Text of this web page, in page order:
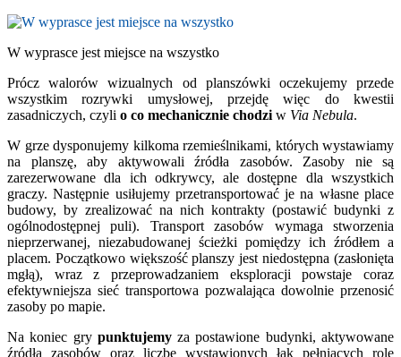
W wyprasce jest miejsce na wszystko
Prócz walorów wizualnych od planszówki oczekujemy przede
wszystkim rozrywki umysłowej, przejdę więc do kwestii
zasadniczych, czyli o co mechanicznie chodzi w Via Nebula.
W grze dysponujemy kilkoma rzemieślnikami, których wystawiamy
na planszę, aby aktywowali źródła zasobów. Zasoby nie są
zarezerwowane dla ich odkrywcy, ale dostępne dla wszystkich
graczy. Następnie usiłujemy przetransportować je na własne place
budowy, by zrealizować na nich kontrakty (postawić budynki z
ogólnodostępnej puli). Transport zasobów wymaga stworzenia
nieprzerwanej, niezabudowanej ścieżki pomiędzy ich źródłem a
placem. Początkowo większość planszy jest niedostępna (zasłonięta
mgłą), wraz z przeprowadzaniem eksploracji powstaje coraz
efektywniejsza sieć transportowa pozwalająca dowolnie przenosić
zasoby po mapie.
Na koniec gry punktujemyza postawione budynki, aktywowane
źródła zasobów oraz liczbę wystawionych łąk pełniących rolę